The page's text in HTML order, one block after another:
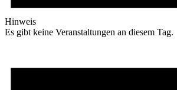
Hinweis
Es gibt keine Veranstaltungen an diesem Tag.